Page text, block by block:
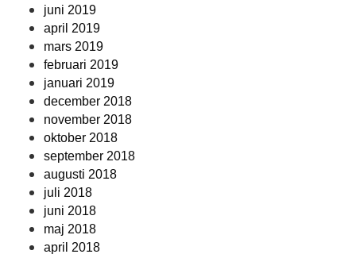
juni 2019
april 2019
mars 2019
februari 2019
januari 2019
december 2018
november 2018
oktober 2018
september 2018
augusti 2018
juli 2018
juni 2018
maj 2018
april 2018